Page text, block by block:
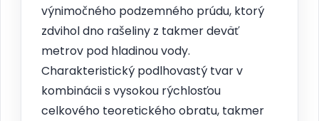
výnimočného podzemného prúdu, ktorý
zdvihol dno rašeliny z takmer deväť
metrov pod hladinou vody.
Charakteristický podlhovastý tvar v
kombinácii s vysokou rýchlosťou
celkového teoretického obratu, takmer